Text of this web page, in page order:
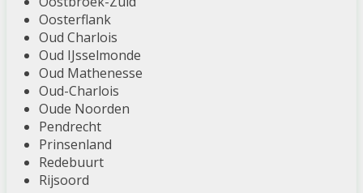
Oosterflank
Oud Charlois
Oud IJsselmonde
Oud Mathenesse
Oud-Charlois
Oude Noorden
Pendrecht
Prinsenland
Redebuurt
Rijsoord